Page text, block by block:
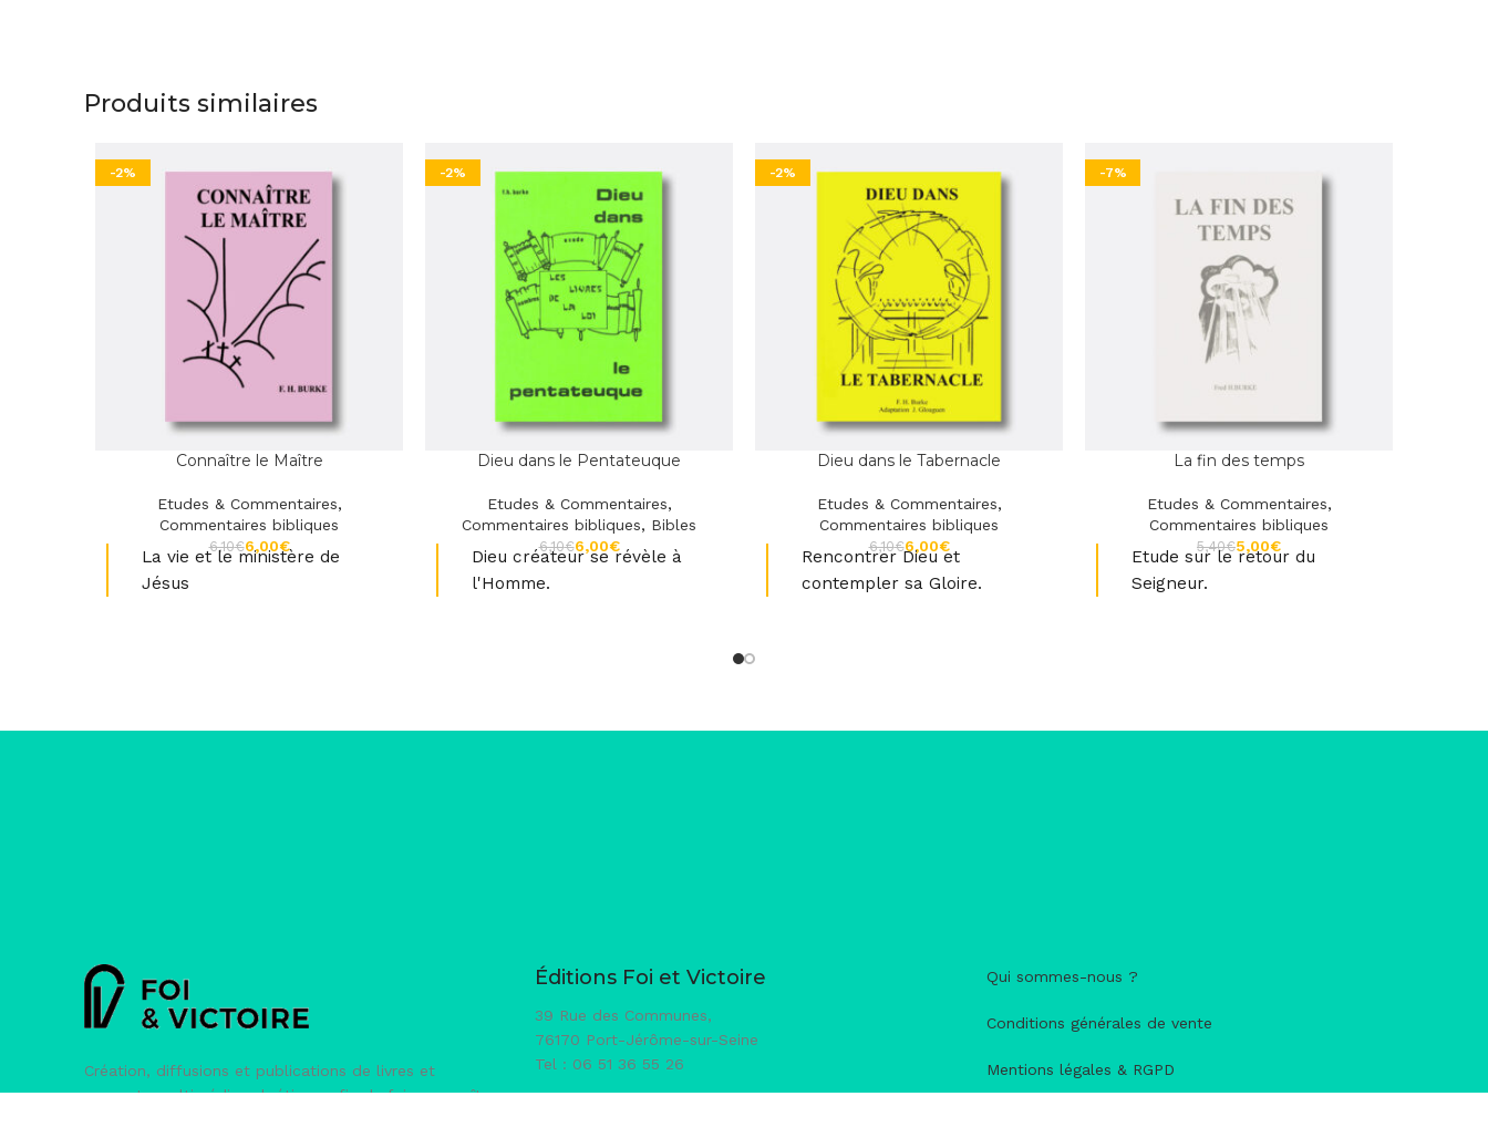
à partir du texte de la TOB.
Produits similaires
-2%
Connaître le Maître
Etudes & Commentaires,
Commentaires bibliques
6,10€6,00€
La vie et le ministère de
Jésus
-2%
Dieu dans le Pentateuque
Etudes & Commentaires,
Commentaires bibliques, Bibles
6,10€6,00€
Dieu créateur se révèle à
l'Homme.
-2%
Dieu dans le Tabernacle
Etudes & Commentaires,
Commentaires bibliques
6,10€6,00€
Rencontrer Dieu et
contempler sa Gloire.
-7%
La fin des temps
Etudes & Commentaires,
Commentaires bibliques
5,40€5,00€
Etude sur le retour du
Seigneur.
Création, diffusions et publications de livres et
supports multimédias chrétiens, afin de faire connaître
Éditions Foi et Victoire
39 Rue des Communes,
76170 Port-Jérôme-sur-Seine
Tel : 06 51 36 55 26
Qui sommes-nous ?
Conditions générales de vente
Mentions légales & RGPD